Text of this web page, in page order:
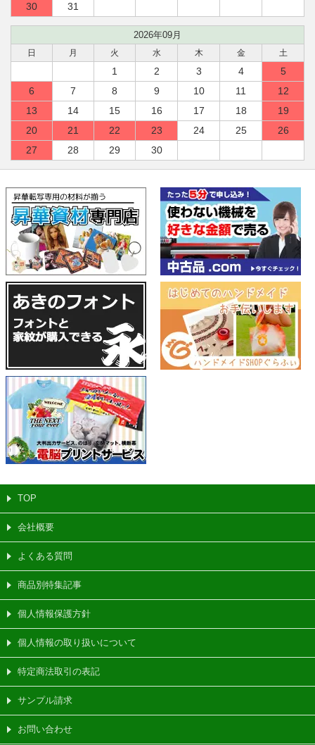
30
31
2026年09月
日 月 火 水 木 金 土
1 2 3 4
5
6
7 8 9 10 11
12
13
14 15 16 17 18
19
20
21 22 23 24 25
26
27
28 29 30
TOP
会社概要
よくある質問
商品別特集記事
個人情報保護方針
個人情報の取り扱いについて
特定商法取引の表記
サンプル請求
お問い合わせ